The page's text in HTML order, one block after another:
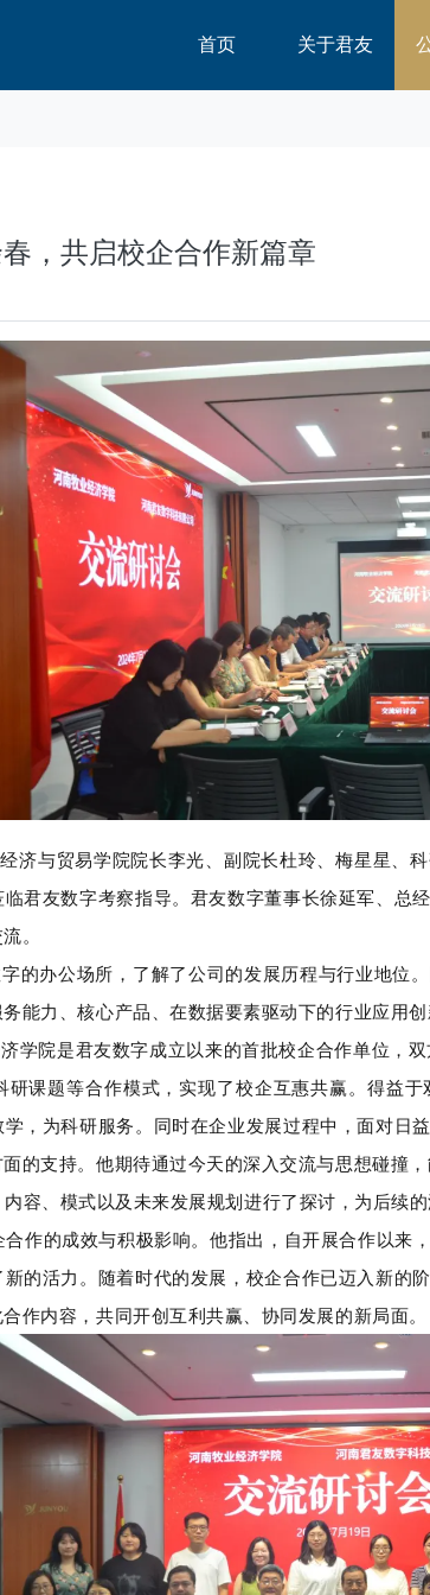
首页 关于君友
，共启校企合作新篇章
与贸易学院院长李光、副院长杜玲、梅星星、
君友数字考察指导。君友数字董事长徐延军、总
。
办公场所，了解了公司的发展历程与行业地位
能力、核心产品、在数据要素驱动下的行业应用
院是君友数字成立以来的首批校企合作单位，
课题等合作模式，实现了校企互惠共赢。得益
，为科研服务。同时在企业发展过程中，面对日
的支持。他期待通过今天的深入交流与思想碰撞，
、模式以及未来发展规划进行了探讨，为后续的
的成效与积极影响。他指出，自开展合作以来
的活力。随着时代的发展，校企合作已迈入新的
作内容，共同开创互利共赢、协同发展的新局面。